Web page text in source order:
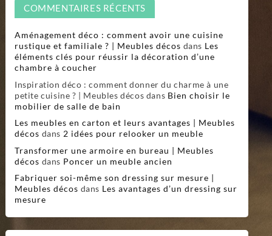
COMMENTAIRES RÉCENTS
Aménagement déco : comment avoir une cuisine
rustique et familiale ? | Meubles décos dans Les
éléments clés pour réussir la décoration d’une
chambre à coucher
Inspiration déco : comment donner du charme à une
petite cuisine ? | Meubles décos dans Bien choisir le
mobilier de salle de bain
Les meubles en carton et leurs avantages | Meubles
décos dans 2 idées pour relooker un meuble
Transformer une armoire en bureau | Meubles
décos dans Poncer un meuble ancien
Fabriquer soi-même son dressing sur mesure |
Meubles décos dans Les avantages d’un dressing sur
mesure